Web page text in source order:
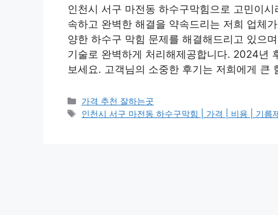
인천시 서구 마전동 하수구막힘으로 고민이
속하고 완벽한 해결을 약속드리는 저희 업체
양한 하수구 막힘 문제를 해결해드리고 있으
기술로 완벽하게 처리해제공합니다. 2024년
보세요. 고객님의 소중한 후기는 저희에게 큰
카
테
가격 추천 잘하는곳
태
인천시 서구 마전동 하수구막힘 | 가격 | 비용 | 기